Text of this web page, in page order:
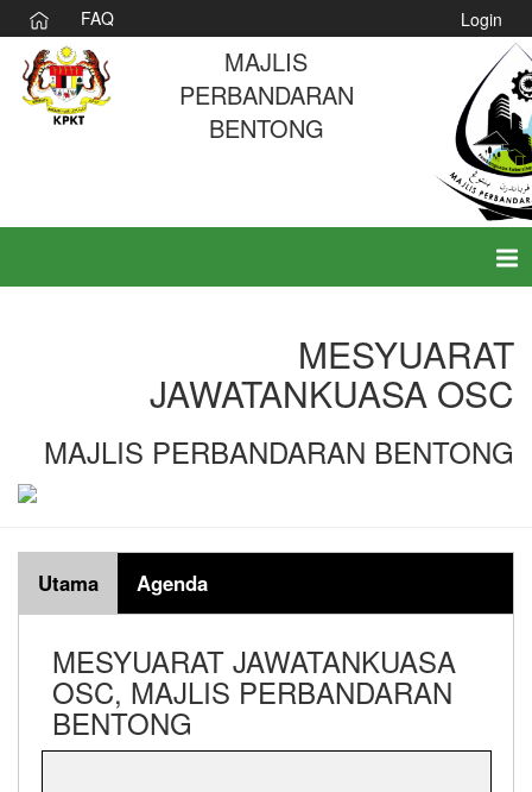
FAQ Login
MAJLIS
PERBANDARAN
BENTONG
MESYUARAT
JAWATANKUASA OSC
MAJLIS PERBANDARAN BENTONG
Utama Agenda
MESYUARAT JAWATANKUASA
OSC, MAJLIS PERBANDARAN
BENTONG